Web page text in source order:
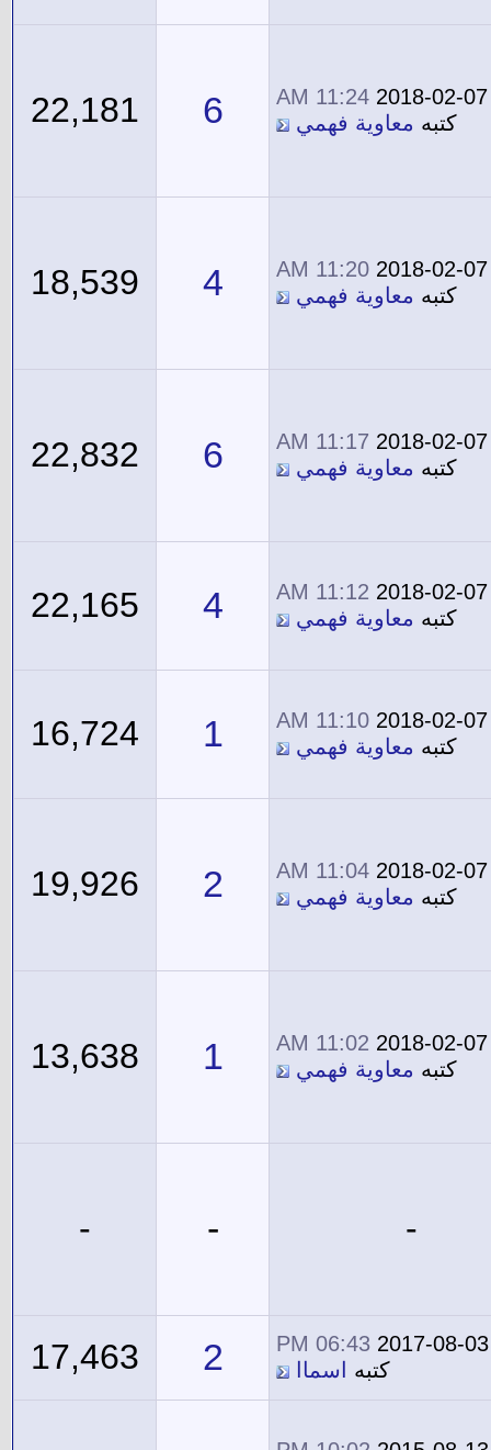
2018-02-07
11:24 AM
كتبه معاوية فهمي 6
22,181
2018-02-07
11:20 AM
كتبه معاوية فهمي 4
18,539
2018-02-07
11:17 AM
كتبه معاوية فهمي 6
22,832
2018-02-07
11:12 AM
كتبه معاوية فهمي 4
22,165
2018-02-07
11:10 AM
كتبه معاوية فهمي 1
16,724
2018-02-07
11:04 AM
كتبه معاوية فهمي 2
19,926
2018-02-07
11:02 AM
كتبه معاوية فهمي 1
13,638
-
-
-
2017-08-03
06:43 PM
كتبه
اسماا 2
17,463